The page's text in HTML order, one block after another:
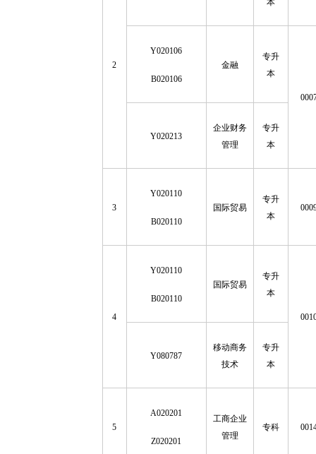
2
本
Y020106
B020106
金融
专升
本
Y020213
企业财务
管理
专升
本
3
Y020110
B020110
国际贸易
专升
本
4
Y020110
B020110
国际贸易
专升
本
Y080787
移动商务
技术
专升
本
5
A020201
Z020201
工商企业
管理
专科